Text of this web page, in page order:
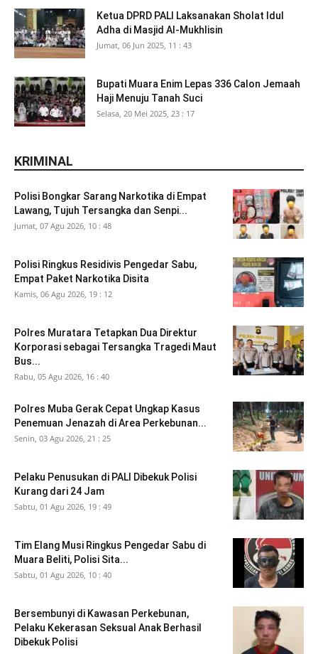
Ketua DPRD PALI Laksanakan Sholat Idul
Adha di Masjid Al-Mukhlisin
Jumat, 06 Jun 2025, 11 : 43
Bupati Muara Enim Lepas 336 Calon Jemaah
Haji Menuju Tanah Suci
Selasa, 20 Mei 2025, 23 : 17
KRIMINAL
Polisi Bongkar Sarang Narkotika di Empat
Lawang, Tujuh Tersangka dan Senpi...
Jumat, 07 Agu 2026, 10 : 48
Polisi Ringkus Residivis Pengedar Sabu,
Empat Paket Narkotika Disita
Kamis, 06 Agu 2026, 19 : 12
Polres Muratara Tetapkan Dua Direktur
Korporasi sebagai Tersangka Tragedi Maut
Bus...
Rabu, 05 Agu 2026, 16 : 40
Polres Muba Gerak Cepat Ungkap Kasus
Penemuan Jenazah di Area Perkebunan...
Senin, 03 Agu 2026, 21 : 25
Pelaku Penusukan di PALI Dibekuk Polisi
Kurang dari 24 Jam
Sabtu, 01 Agu 2026, 19 : 49
Tim Elang Musi Ringkus Pengedar Sabu di
Muara Beliti, Polisi Sita...
Sabtu, 01 Agu 2026, 10 : 40
Bersembunyi di Kawasan Perkebunan,
Pelaku Kekerasan Seksual Anak Berhasil
Dibekuk Polisi